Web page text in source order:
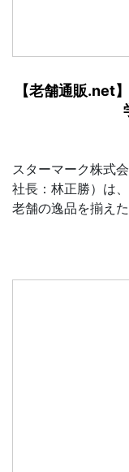
【老舗通販.net
スターマーク株式
社長：林正勝）は
老舗の逸品を揃え